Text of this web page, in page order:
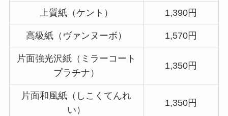
上質紙（ケント） 1,390円
高級紙（ヴァンヌーボ） 1,570円
片面強光沢紙（ミラーコート
プラチナ）
1,350円
片面和風紙（しこくてんれ
い）
1,350円